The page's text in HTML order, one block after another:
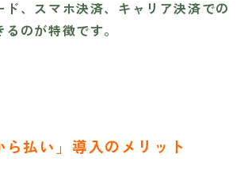
ド、スマホ決済、キャリア決済での
のが特徴です。
払い」導入のメリット